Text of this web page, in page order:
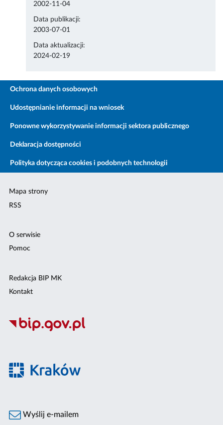
2002-11-04
Data publikacji:
2003-07-01
Data aktualizacji:
2024-02-19
Ochrona danych osobowych
Udostępnianie informacji na wniosek
Ponowne wykorzystywanie informacji sektora publicznego
Deklaracja dostępności
Polityka dotycząca cookies i podobnych technologii
Mapa strony
RSS
O serwisie
Pomoc
Redakcja BIP MK
Kontakt
Wyślij e-mailem